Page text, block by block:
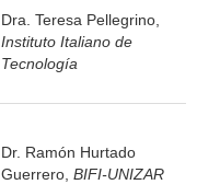
Dra. Teresa Pellegrino,
Instituto Italiano de
Tecnología
Dr. Ramón Hurtado
Guerrero, BIFI-UNIZAR